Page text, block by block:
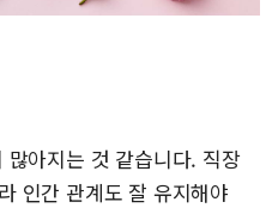
아지는 것 같습니다. 직장
인간 관계도 잘 유지해야